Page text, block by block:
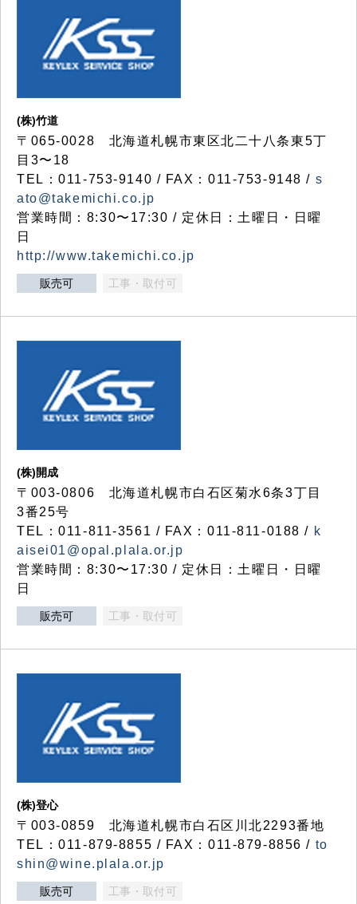
(株)竹道
〒065-0028 北海道札幌市東区北二十八条東5丁
目3〜18
TEL：011-753-9140 / FAX：011-753-9148 / s
ato@takemichi.co.jp
営業時間：8:30〜17:30 / 定休日：土曜日・日曜
日
http://www.takemichi.co.jp
販売可 工事・取付可
(株)開成
〒003-0806 北海道札幌市白石区菊水6条3丁目
3番25号
TEL：011-811-3561 / FAX：011-811-0188 / k
aisei01@opal.plala.or.jp
営業時間：8:30〜17:30 / 定休日：土曜日・日曜
日
販売可 工事・取付可
(株)登心
〒003-0859 北海道札幌市白石区川北2293番地
TEL：011-879-8855 / FAX：011-879-8856 / to
shin@wine.plala.or.jp
販売可 工事・取付可